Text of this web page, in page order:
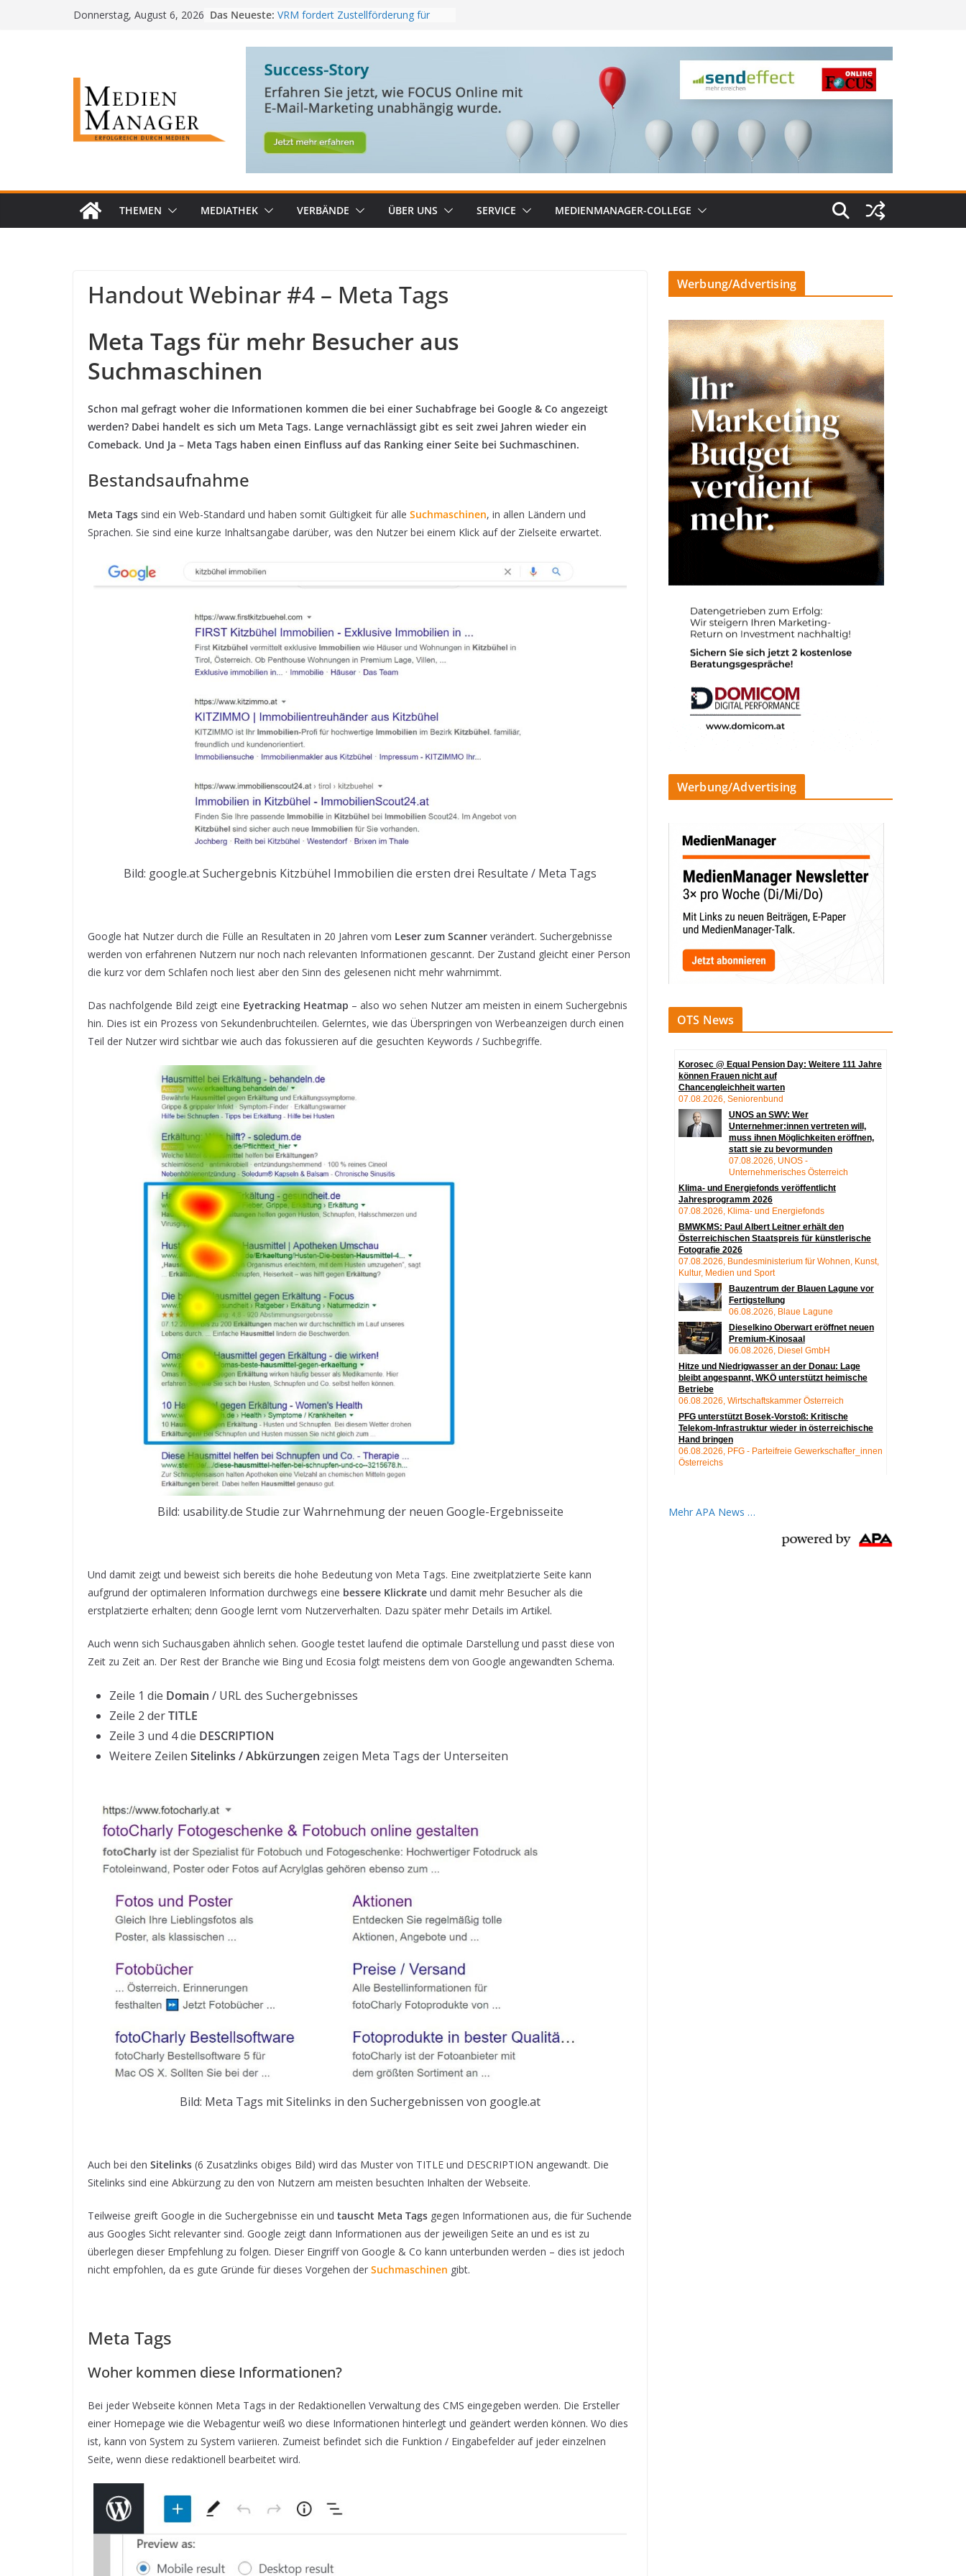
Donnerstag, August 6, 2026 Das Neueste: VRM fordert Zustellförderung für
im Job steigt
Radiotest 2026_2: RMS TOP Kombi
baut Führung aus
RTL+ erzielt neuen Streaming-
Bestwert in Österreich
THEMEN MEDIATHEK VERBÄNDE ÜBER UNS SERVICE MEDIENMANAGER-COLLEGE
Handout Webinar #4 – Meta Tags
Meta Tags für mehr Besucher aus
Suchmaschinen
Schon mal gefragt woher die Informationen kommen die bei einer Suchabfrage bei Google & Co angezeigt
werden? Dabei handelt es sich um Meta Tags. Lange vernachlässigt gibt es seit zwei Jahren wieder ein
Comeback. Und Ja – Meta Tags haben einen Einfluss auf das Ranking einer Seite bei Suchmaschinen.
Bestandsaufnahme
Meta Tags sind ein Web-Standard und haben somit Gültigkeit für alle Suchmaschinen, in allen Ländern und
Sprachen. Sie sind eine kurze Inhaltsangabe darüber, was den Nutzer bei einem Klick auf der Zielseite erwartet.
Bild: google.at Suchergebnis Kitzbühel Immobilien die ersten drei Resultate / Meta Tags
Google hat Nutzer durch die Fülle an Resultaten in 20 Jahren vom Leser zum Scanner verändert. Suchergebnisse
werden von erfahrenen Nutzern nur noch nach relevanten Informationen gescannt. Der Zustand gleicht einer Person
die kurz vor dem Schlafen noch liest aber den Sinn des gelesenen nicht mehr wahrnimmt.
Das nachfolgende Bild zeigt eine Eyetracking Heatmap – also wo sehen Nutzer am meisten in einem Suchergebnis
hin. Dies ist ein Prozess von Sekundenbruchteilen. Gelerntes, wie das Überspringen von Werbeanzeigen durch einen
Teil der Nutzer wird sichtbar wie auch das fokussieren auf die gesuchten Keywords / Suchbegriffe.
Bild: usability.de Studie zur Wahrnehmung der neuen Google-Ergebnisseite
Und damit zeigt und beweist sich bereits die hohe Bedeutung von Meta Tags. Eine zweitplatzierte Seite kann
aufgrund der optimaleren Information durchwegs eine bessere Klickrate und damit mehr Besucher als die
erstplatzierte erhalten; denn Google lernt vom Nutzerverhalten. Dazu später mehr Details im Artikel.
Auch wenn sich Suchausgaben ähnlich sehen. Google testet laufend die optimale Darstellung und passt diese von
Zeit zu Zeit an. Der Rest der Branche wie Bing und Ecosia folgt meistens dem von Google angewandten Schema.
Zeile 1 die Domain / URL des Suchergebnisses
Zeile 2 derTITLE
Zeile 3 und 4 die DESCRIPTION
Weitere Zeilen Sitelinks / Abkürzungen zeigen Meta Tags der Unterseiten
Bild: Meta Tags mit Sitelinks in den Suchergebnissen von google.at
Auch bei den Sitelinks (6 Zusatzlinks obiges Bild) wird das Muster von TITLE und DESCRIPTION angewandt. Die
Sitelinks sind eine Abkürzung zu den von Nutzern am meisten besuchten Inhalten der Webseite.
Teilweise greift Google in die Suchergebnisse ein und tauscht Meta Tags gegen Informationen aus, die für Suchende
aus Googles Sicht relevanter sind. Google zeigt dann Informationen aus der jeweiligen Seite an und es ist zu
überlegen dieser Empfehlung zu folgen. Dieser Eingriff von Google & Co kann unterbunden werden – dies ist jedoch
nicht empfohlen, da es gute Gründe für dieses Vorgehen der Suchmaschinen gibt.
Meta Tags
Woher kommen diese Informationen?
Bei jeder Webseite können Meta Tags in der Redaktionellen Verwaltung des CMS eingegeben werden. Die Ersteller
einer Homepage wie die Webagentur weiß wo diese Informationen hinterlegt und geändert werden können. Wo dies
ist, kann von System zu System variieren. Zumeist befindet sich die Funktion / Eingabefelder auf jeder einzelnen
Seite, wenn diese redaktionell bearbeitet wird.
Werbung/Advertising
Werbung/Advertising
OTS News
Mehr APA News …